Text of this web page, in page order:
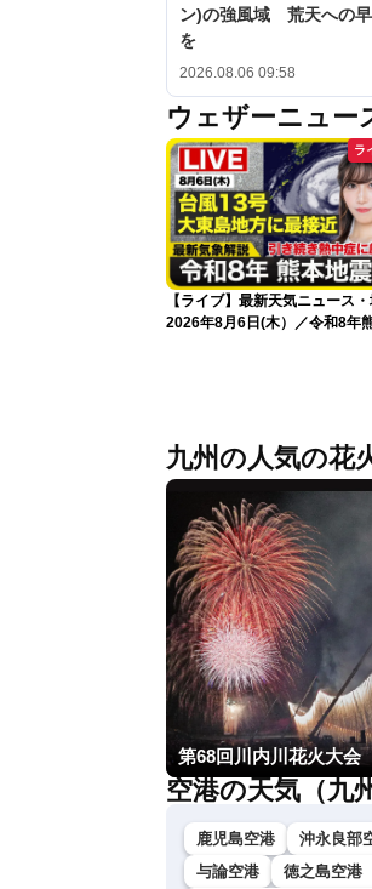
ン)の強風域 荒天への
を
2026.08.06 09:58
ウェザーニュー
ラ
【ライブ】最新天気ニュース
2026年8月6日(木）／令和8年
九州の人気の花
第68回川内川花火大会
空港の天気（九
鹿児島空港 沖永良部
与論空港
徳之島空港